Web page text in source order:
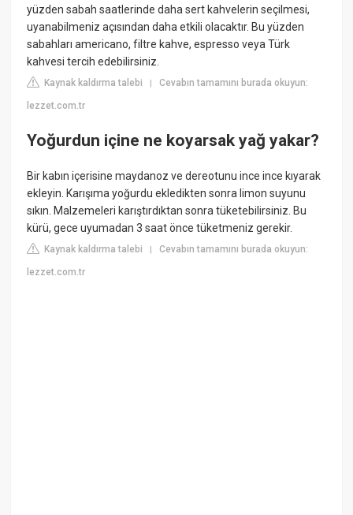
yüzden sabah saatlerinde daha sert kahvelerin seçilmesi,
uyanabilmeniz açısından daha etkili olacaktır. Bu yüzden
sabahları americano, filtre kahve, espresso veya Türk
kahvesi tercih edebilirsiniz.
Kaynak kaldırma talebi |Cevabın tamamını burada okuyun:
lezzet.com.tr
Yoğurdun içine ne koyarsak yağ yakar?
Bir kabın içerisine maydanoz ve dereotunu ince ince kıyarak
ekleyin. Karışıma yoğurdu ekledikten sonra limon suyunu
sıkın. Malzemeleri karıştırdıktan sonra tüketebilirsiniz. Bu
kürü, gece uyumadan 3 saat önce tüketmeniz gerekir.
Kaynak kaldırma talebi |Cevabın tamamını burada okuyun:
lezzet.com.tr